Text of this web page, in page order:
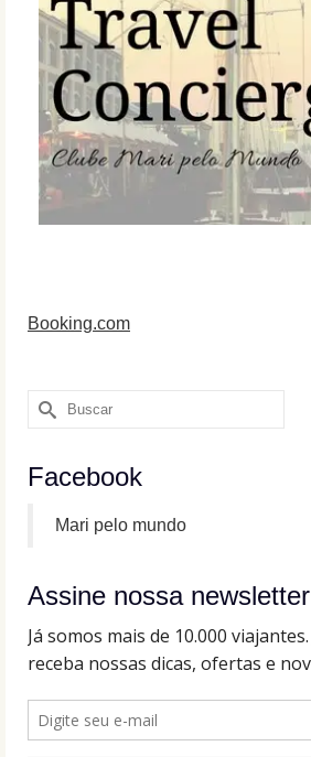
Booking.com
Buscar
por:
Facebook
Mari pelo mundo
Assine nossa newsletter